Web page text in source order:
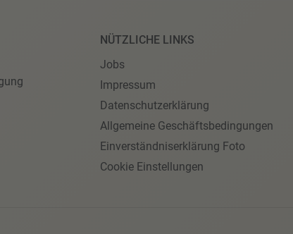
NÜTZLICHE LINKS
Jobs
Impressum
Datenschutzerklärung
Allgemeine Geschäftsbedingungen
Einverständniserklärung Foto
Cookie Einstellungen